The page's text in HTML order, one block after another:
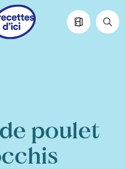
poulet